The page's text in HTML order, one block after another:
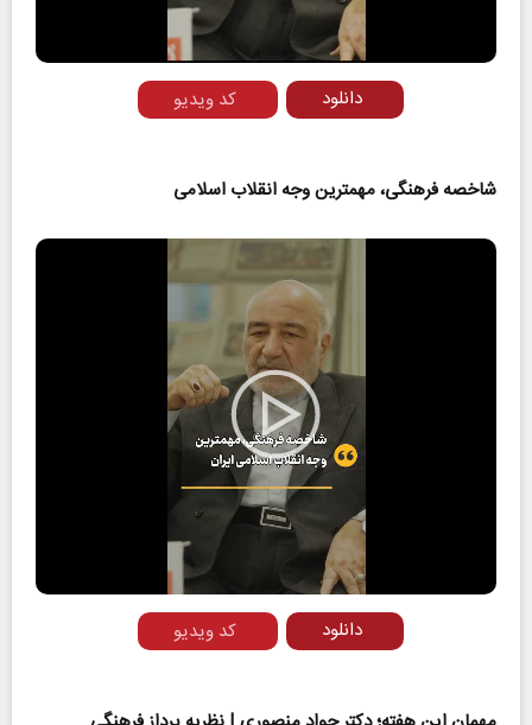
Video
کد ویدیو دانلود
شاخصه فرهنگی، مهمترین وجه انقلاب اسلامی
Play
Video
کد ویدیو دانلود